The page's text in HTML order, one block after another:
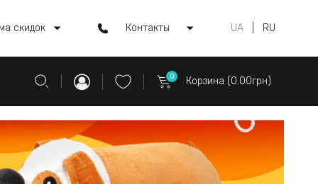
скидок Контакты UA RU
0 Корзина (0.00грн)